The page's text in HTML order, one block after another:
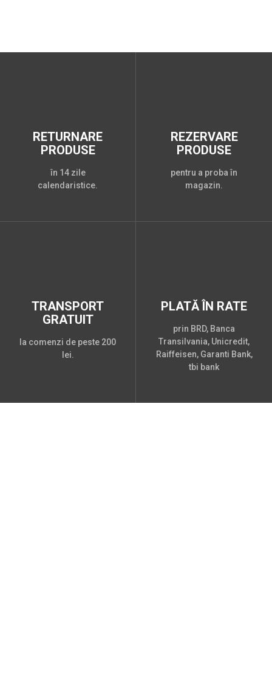
RETURNARE
PRODUSE
în 14 zile
calendaristice.
REZERVARE
PRODUSE
pentru a proba în
magazin.
TRANSPORT
GRATUIT
la comenzi de peste 200
lei.
PLATĂ ÎN RATE
prin BRD, Banca
Transilvania, Unicredit,
Raiffeisen, Garanti Bank,
tbi bank